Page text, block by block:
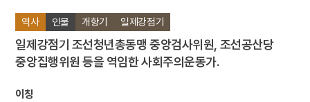
7
반송
8
비유왕
9
성공회대학교
역사 인물 개항기 일제강점기
일제강점기 조선청년총동맹 중앙검사위원, 조선공산당
중앙집행위원 등을 역임한 사회주의운동가.
이칭